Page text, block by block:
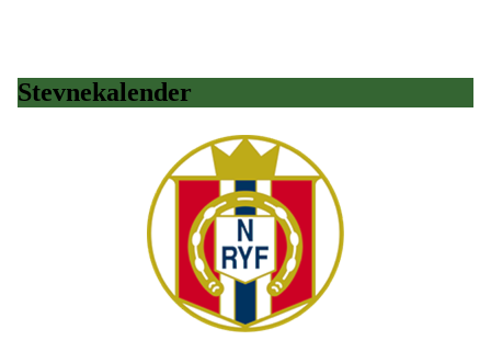
Stevnekalender